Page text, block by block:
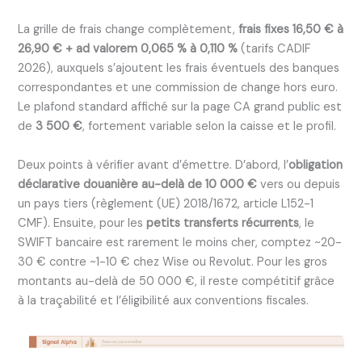
La grille de frais change complètement,frais fixes 16,50 € à
26,90 € + ad valorem 0,065 % à 0,110 % (tarifs CADIF
2026), auxquels s’ajoutent les frais éventuels des banques
correspondantes et une commission de change hors euro.
Le plafond standard affiché sur la page CA grand public est
de 3 500 €, fortement variable selon la caisse et le profil.
Deux points à vérifier avant d’émettre. D’abord, l’obligation
déclarative douanière au-delà de 10 000 € vers ou depuis
un pays tiers (règlement (UE) 2018/1672, article L152-1
CMF). Ensuite, pour lespetits transferts récurrents, le
SWIFT bancaire est rarement le moins cher, comptez ~20-
30 € contre ~1-10 € chez Wise ou Revolut. Pour les gros
montants au-delà de 50 000 €, il reste compétitif grâce
à la traçabilité et l’éligibilité aux conventions fiscales.